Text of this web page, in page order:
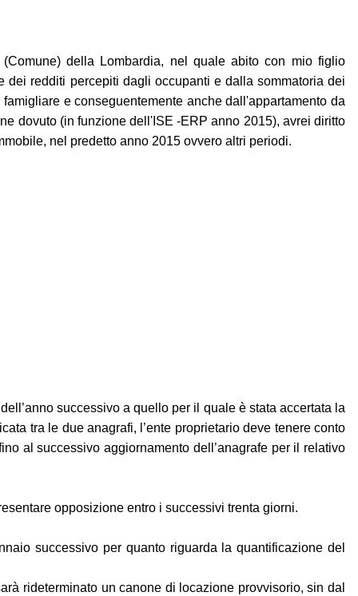
della Lombardia, nel quale abito con mio figlio
redditi percepiti dagli occupanti e dalla sommatoria dei
e conseguentemente anche dall'appartamento da
dovuto (in funzione dell'ISE -ERP anno 2015), avrei diritto
nel predetto anno 2015 ovvero altri periodi.
successivo a quello per il quale è stata accertata la
tra le due anagrafi, l’ente proprietario deve tenere conto
al successivo aggiornamento dell’anagrafe per il relativo
opposizione entro i successivi trenta giorni.
successivo per quanto riguarda la quantificazione del
rideterminato un canone di locazione provvisorio, sin dal